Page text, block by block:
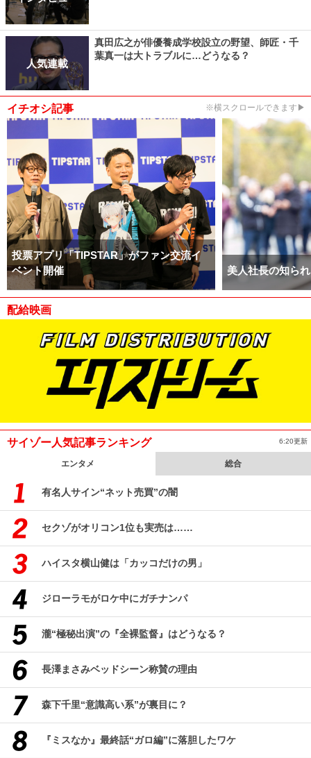
人気連載
真田広之が俳優養成学校設立の野望、師匠・千
葉真一は大トラブルに…どうなる？
イチオシ記事 ※横スクロールできます▶
投票アプリ「TIPSTAR」がファン交流イ
ベント開催
美人社長の知ら
配給映画
サイゾー人気記事ランキング 6:20更新
エンタメ 総合
有名人サイン“ネット売買”の闇
セクゾがオリコン1位も実売は……
ハイスタ横山健は「カッコだけの男」
ジローラモがロケ中にガチナンパ
瀧“極秘出演”の『全裸監督』はどうなる？
長澤まさみベッドシーン称賛の理由
森下千里“意識高い系”が裏目に？
『ミスなか』最終話“ガロ編”に落胆したワケ